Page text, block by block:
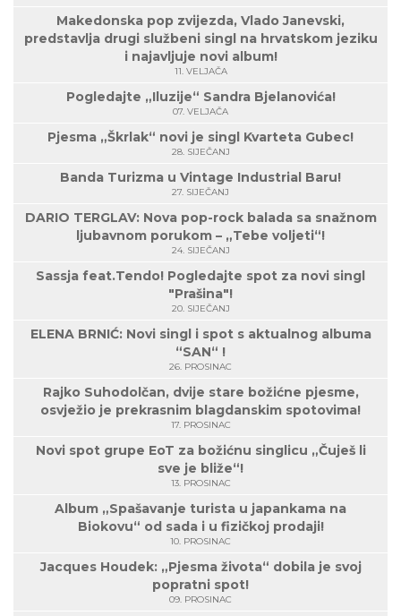
Makedonska pop zvijezda, Vlado Janevski,
predstavlja drugi službeni singl na hrvatskom jeziku
i najavljuje novi album!
11. VELJAČA
Pogledajte „Iluzije“ Sandra Bjelanovića!
07. VELJAČA
Pjesma „Škrlak“ novi je singl Kvarteta Gubec!
28. SIJEČANJ
Banda Turizma u Vintage Industrial Baru!
27. SIJEČANJ
DARIO TERGLAV: Nova pop-rock balada sa snažnom
ljubavnom porukom – „Tebe voljeti“!
24. SIJEČANJ
Sassja feat.Tendo! Pogledajte spot za novi singl
"Prašina"!
20. SIJEČANJ
ELENA BRNIĆ: Novi singl i spot s aktualnog albuma
“SAN“ !
26. PROSINAC
Rajko Suhodolčan, dvije stare božićne pjesme,
osvježio je prekrasnim blagdanskim spotovima!
17. PROSINAC
Novi spot grupe EoT za božićnu singlicu „Čuješ li
sve je bliže“!
13. PROSINAC
Album „Spašavanje turista u japankama na
Biokovu“ od sada i u fizičkoj prodaji!
10. PROSINAC
Jacques Houdek: „Pjesma života“ dobila je svoj
popratni spot!
09. PROSINAC